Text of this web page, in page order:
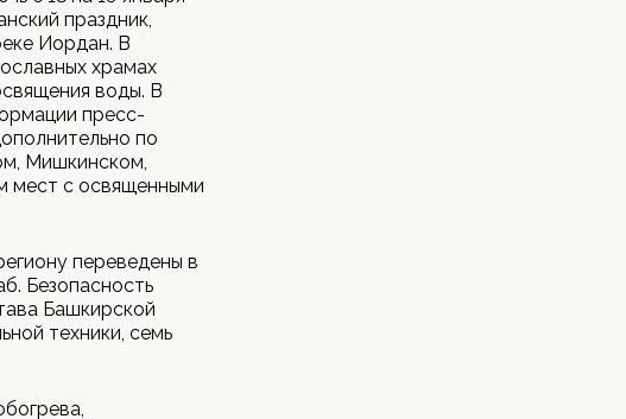
праздник,
Иордан. В
храмах
воды. В
пресс-
по
Мишкинском,
мест с освященными
переведены в
Безопасность
Башкирской
техники, семь